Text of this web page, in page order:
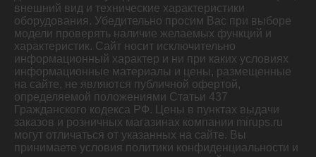
внешний вид и технические характеристики
оборудования. Убедительно просим Вас при выборе
модели проверять наличие желаемых функций и
характеристик. Сайт носит исключительно
информационный характер и ни при каких условиях
информационные материалы и цены, размещенные
на сайте, не являются публичной офертой,
определяемой положениями Статьи 437
Гражданского кодекса РФ. Цены в пунктах выдачи
заказов и розничных магазинах компании mirups.ru
могут отличаться от указанных на сайте. Вы
принимаете условия политики конфиденциальности и